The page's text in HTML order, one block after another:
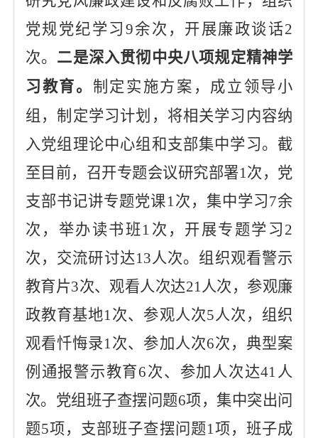
党规党纪学习 9余次，开展廉政谈话2
次。 二是深入贯彻中央八项规定精神学
习教育。 制定实施方案，成立领导小
组，制定学习计划，将相关学习内容纳
入党组理论中心组和支部集中学习。 截
至目前， 召开专题会议研究部署1次， 党
支部书记讲专题党课1次，集中学习7余
次，举办读书班1次，开展专题学习2
次，交流研讨达13人次。 组织观看警示
教育片3次、观看人次达21人次，参观廉
政教育基地1次、参观人次5人次，组织
观看忏悔录1次、参加人次6次，典型案
例通报警示教育6次、参加人次达41人
次。 党组班子查摆问题6项，集中突出问
题5项，支部班子查摆问题1项，班子成